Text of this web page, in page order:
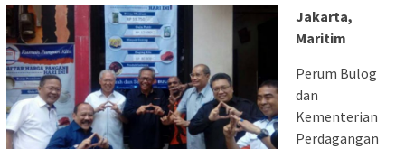
Jakarta,
Maritim
Perum Bulog
dan
Kementerian
Perdagangan